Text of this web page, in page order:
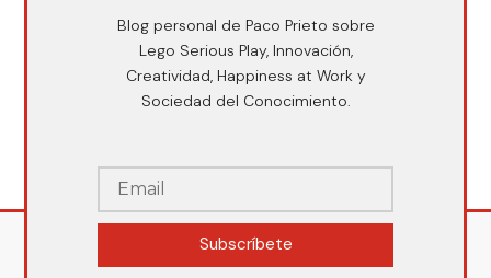
Blog personal de Paco Prieto sobre
Lego Serious Play, Innovación,
Creatividad, Happiness at Work y
Sociedad del Conocimiento.
Subscríbete